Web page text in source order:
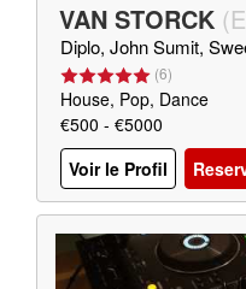
VAN STORCK (
Diplo, John Sumit,
(6)
House, Pop, Dance
€500 - €5000
Voir le Profil